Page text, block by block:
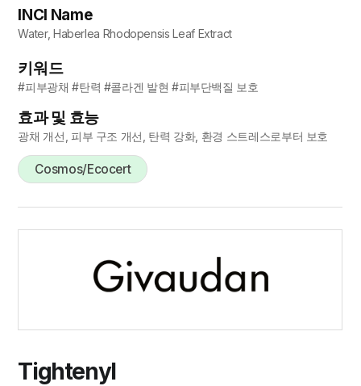
INCI Name
Water, Haberlea Rhodopensis Leaf Extract
키워드
#피부광채 #탄력 #콜라겐 발현 #피부단백질 보호
효과 및 효능
광채 개선, 피부 구조 개선, 탄력 강화, 환경 스트레스로부터 보호
Cosmos/Ecocert
Tightenyl